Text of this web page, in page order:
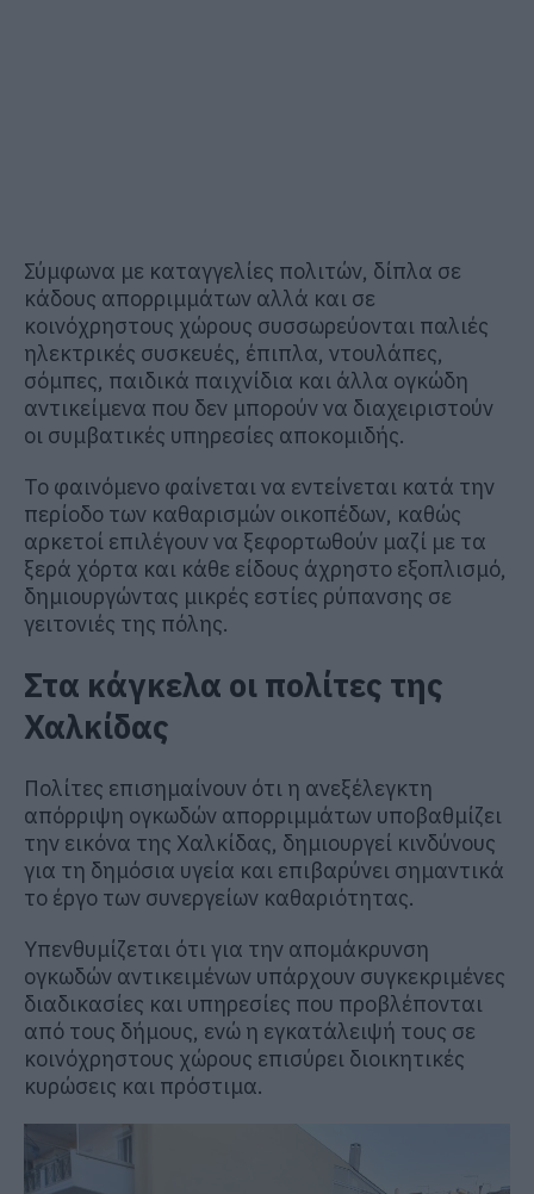
Σύμφωνα με καταγγελίες πολιτών, δίπλα σε
κάδους απορριμμάτων αλλά και σε
κοινόχρηστους χώρους συσσωρεύονται παλιές
ηλεκτρικές συσκευές, έπιπλα, ντουλάπες,
σόμπες, παιδικά παιχνίδια και άλλα ογκώδη
αντικείμενα που δεν μπορούν να διαχειριστούν
οι συμβατικές υπηρεσίες αποκομιδής.
Το φαινόμενο φαίνεται να εντείνεται κατά την
περίοδο των καθαρισμών οικοπέδων, καθώς
αρκετοί επιλέγουν να ξεφορτωθούν μαζί με τα
ξερά χόρτα και κάθε είδους άχρηστο εξοπλισμό,
δημιουργώντας μικρές εστίες ρύπανσης σε
γειτονιές της πόλης.
Στα κάγκελα οι πολίτες της
Χαλκίδας
Πολίτες επισημαίνουν ότι η ανεξέλεγκτη
απόρριψη ογκωδών απορριμμάτων υποβαθμίζει
την εικόνα της Χαλκίδας, δημιουργεί κινδύνους
για τη δημόσια υγεία και επιβαρύνει σημαντικά
το έργο των συνεργείων καθαριότητας.
Υπενθυμίζεται ότι για την απομάκρυνση
ογκωδών αντικειμένων υπάρχουν συγκεκριμένες
διαδικασίες και υπηρεσίες που προβλέπονται
από τους δήμους, ενώ η εγκατάλειψή τους σε
κοινόχρηστους χώρους επισύρει διοικητικές
κυρώσεις και πρόστιμα.